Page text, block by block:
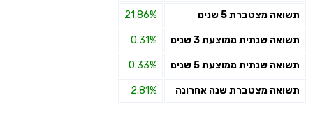
תשואה מצטברת 5 שנים 21.86%
תשואה שנתית ממוצעת 3 שנים 0.31%
תשואה שנתית ממוצעת 5 שנים 0.33%
תשואה מצטברת שנה אחרונה 2.81%